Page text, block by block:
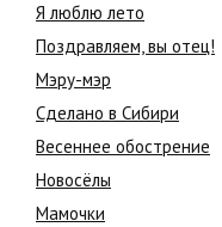
Я люблю лето
Поздравляем, вы отец!
Мэру-мэр
Сделано в Сибири
Весеннее обострение
Новосёлы
Мамочки